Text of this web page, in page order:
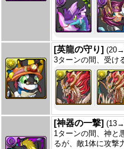
[英龍の守り]
3ターンの間、受け
[神器の一撃]
1ターンの間、神と
るが、敵1体に攻撃